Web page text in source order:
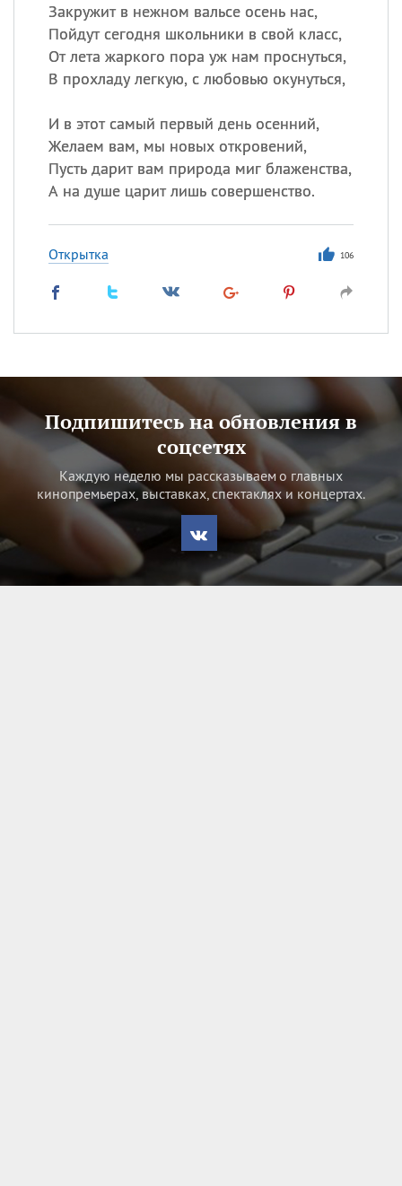
Закружит в нежном вальсе осень нас,
Пойдут сегодня школьники в свой класс,
От лета жаркого пора уж нам проснуться,
В прохладу легкую, с любовью окунуться,
И в этот самый первый день осенний,
Желаем вам, мы новых откровений,
Пусть дарит вам природа миг блаженства,
А на душе царит лишь совершенство.
Открытка 106
Подпишитесь на обновления в
соцсетях
Каждую неделю мы рассказываем о главных
кинопремьерах, выставках, спектаклях и концертах.